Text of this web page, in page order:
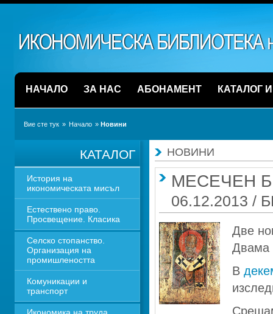
НАЧАЛО ЗА НАС АБОНАМЕНТ КАТАЛОГ
Вие сте тук » Начало » Новини
КАТАЛОГ
История на
икономическата мисъл
Естествено право.
Просвещение. Класика
Селско стопанство.
Организация на
промишлеността
Комуникации и
транспорт
НОВИНИ
МЕСЕЧЕН
06.12.2013 /
Две
Двама
В